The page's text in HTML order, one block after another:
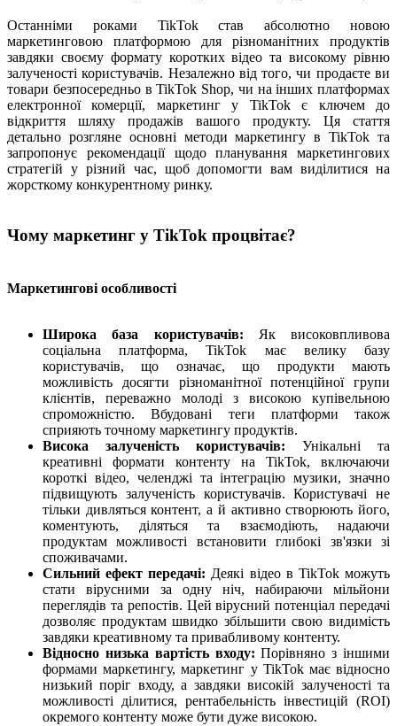
Останніми роками TikTok став абсолютно новою
маркетинговою платформою для різноманітних продуктів
завдяки своєму формату коротких відео та високому рівню
залученості користувачів. Незалежно від того, чи продаєте ви
товари безпосередньо в TikTok Shop, чи на інших платформах
електронної комерції, маркетинг у TikTok є ключем до
відкриття шляху продажів вашого продукту. Ця стаття
детально розгляне основні методи маркетингу в TikTok та
запропонує рекомендації щодо планування маркетингових
стратегій у різний час, щоб допомогти вам виділитися на
жорсткому конкурентному ринку.
Чому маркетинг у TikTok процвітає?
Маркетингові особливості
Широка база користувачів: Як високовпливова
соціальна платформа, TikTok має велику базу
користувачів, що означає, що продукти мають
можливість досягти різноманітної потенційної групи
клієнтів, переважно молоді з високою купівельною
спроможністю. Вбудовані теги платформи також
сприяють точному маркетингу продуктів.
Висока залученість користувачів: Унікальні та
креативні формати контенту на TikTok, включаючи
короткі відео, челенджі та інтеграцію музики, значно
підвищують залученість користувачів. Користувачі не
тільки дивляться контент, а й активно створюють його,
коментують, діляться та взаємодіють, надаючи
продуктам можливості встановити глибокі зв'язки зі
споживачами.
Сильний ефект передачі: Деякі відео в TikTok можуть
стати вірусними за одну ніч, набираючи мільйони
переглядів та репостів. Цей вірусний потенціал передачі
дозволяє продуктам швидко збільшити свою видимість
завдяки креативному та привабливому контенту.
Відносно низька вартість входу: Порівняно з іншими
формами маркетингу, маркетинг у TikTok має відносно
низький поріг входу, а завдяки високій залученості та
можливості ділитися, рентабельність інвестицій (ROI)
окремого контенту може бути дуже високою.